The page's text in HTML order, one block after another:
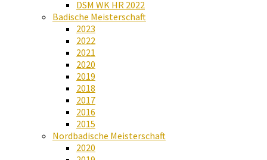
DSM WK HR 2022
Badische Meisterschaft
2023
2022
2021
2020
2019
2018
2017
2016
2015
Nordbadische Meisterschaft
2020